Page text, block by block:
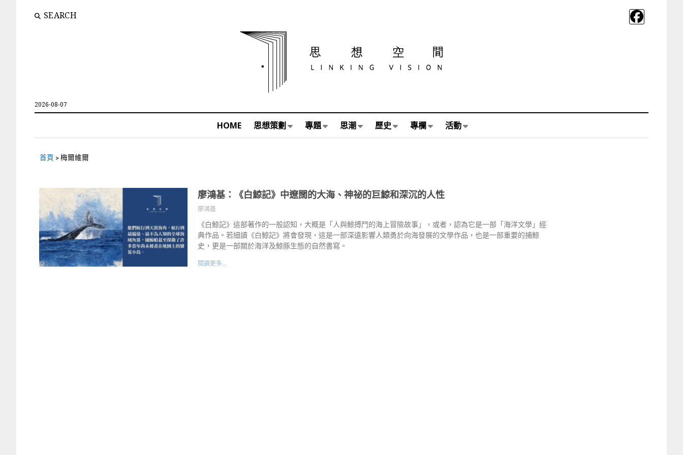
SEARCH
2026-08-07
HOME 思想策劃 專題 思潮 歷史 專欄 活動
首頁 >梅爾維爾
廖鴻基：《白鯨記》中遼闊的大海、神祕的巨鯨和深沉的人性
廖鴻基
《白鯨記》這部著作的一般認知，大概是「人與鯨搏鬥的海上冒險故事」，或者，認為它是一部「海洋文學」經
典作品。若細讀《白鯨記》將會發現，這是一部深遠影響人類勇於向海發展的文學作品，也是一部重要的捕鯨
史，更是一部關於海洋及鯨豚生態的自然書寫。
閱讀更多...